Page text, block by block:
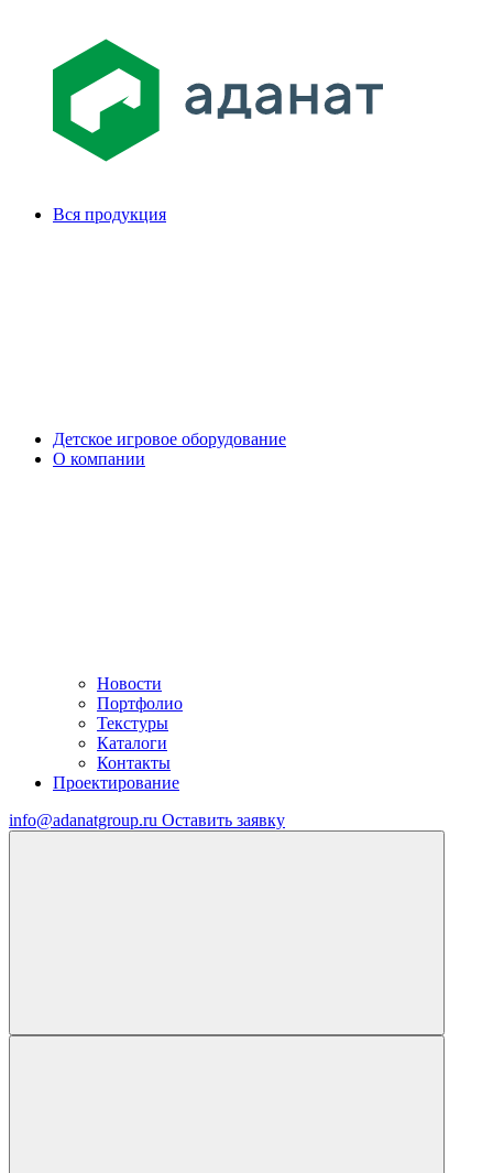
Вся продукция
Детское игровое оборудование
О компании
Новости
Портфолио
Текстуры
Каталоги
Контакты
Проектирование
info@adanatgroup.ru Оставить заявку